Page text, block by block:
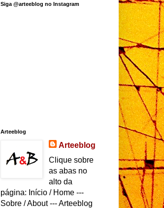
Siga @arteeblog no Instagram
Arteeblog
Arteeblog
Clique sobre
as abas no
alto da
página: Início / Home ---
Sobre / About --- Arteeblog